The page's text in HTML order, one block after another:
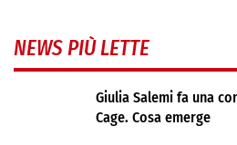
NEWS PIÙ LETTE
Giulia Salemi fa una
Cage. Cosa emerge